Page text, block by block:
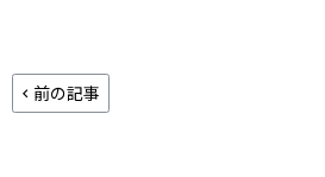
前の記事